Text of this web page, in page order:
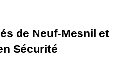
de Neuf-Mesnil et
Sécurité